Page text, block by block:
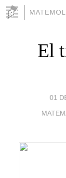
El
01